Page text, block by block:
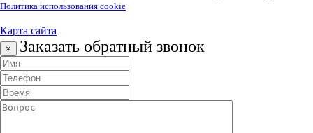
Политика использования cookie
Карта сайта
× Заказать обратный звонок